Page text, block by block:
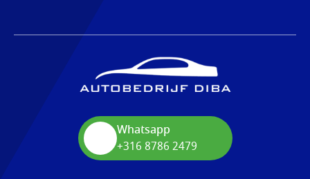
Whatsapp
+316 8786 2479